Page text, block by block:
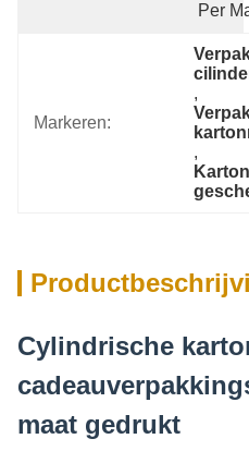
Per
Markeren:
,
,
Cylindrische
maat gedrukt